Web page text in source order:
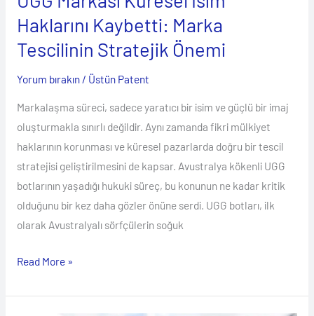
Haklarını Kaybetti: Marka
Tescilinin Stratejik Önemi
Yorum bırakın / Üstün Patent
Markalaşma süreci, sadece yaratıcı bir isim ve güçlü bir imaj
oluşturmakla sınırlı değildir. Aynı zamanda fikri mülkiyet
haklarının korunması ve küresel pazarlarda doğru bir tescil
stratejisi geliştirilmesini de kapsar. Avustralya kökenli UGG
botlarının yaşadığı hukuki süreç, bu konunun ne kadar kritik
olduğunu bir kez daha gözler önüne serdi. UGG botları, ilk
olarak Avustralyalı sörfçülerin soğuk
Önemi
Read More »